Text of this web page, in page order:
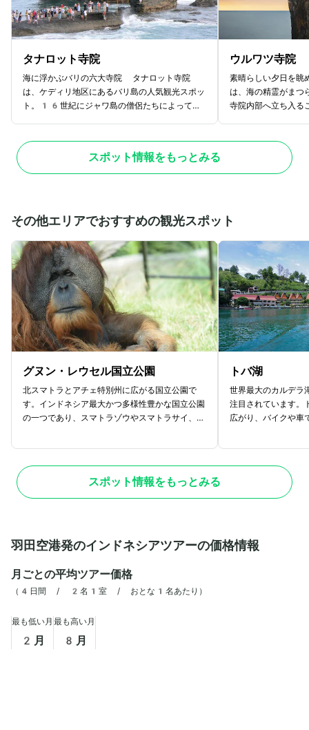
タナロット寺院
海に浮かぶバリの六大寺院 タナロット寺院
は、ケディリ地区にあるバリ島の人気観光スポッ
ト。16世紀にジャワ島の僧侶たちによって建
ます。 潮が引いている時間帯のみ歩いて寺院
の周りまで近寄れますが、潮が満ちている時間帯
は道が海に沈んでしまうため近くにはいけませ
がおすすめです。
ウルワツ寺院
素晴らしい夕日を
は、海の精霊がまつ
寺院内部へ立ち入る
崖絶壁にあるため
せん。97メートル
は、迫力満点！ ウ
て向かいましょう。
スポット情報をもっとみる
その他エリアでおすすめの観光スポット
グヌン・レウセル国立公園
北スマトラとアチェ特別州に広がる国立公園で
す。インドネシア最大かつ多様性豊かな国立公園
の一つであり、スマトラゾウやスマトラサイ、ス
トバ湖
世界最大のカルデラ
注目されています。
広がり、バイクや車
の驚異であり、美
ことができます。
スポット情報をもっとみる
羽田空港発のインドネシアツアーの価格情報
月ごとの平均ツアー価格
（ 4日間 / 2名1室 / おとな1名あたり ）
最も低い月
2 月
最も高い月
8 月